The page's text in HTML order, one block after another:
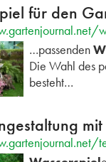
für den
…passenden
Die Wahl des
besteht…